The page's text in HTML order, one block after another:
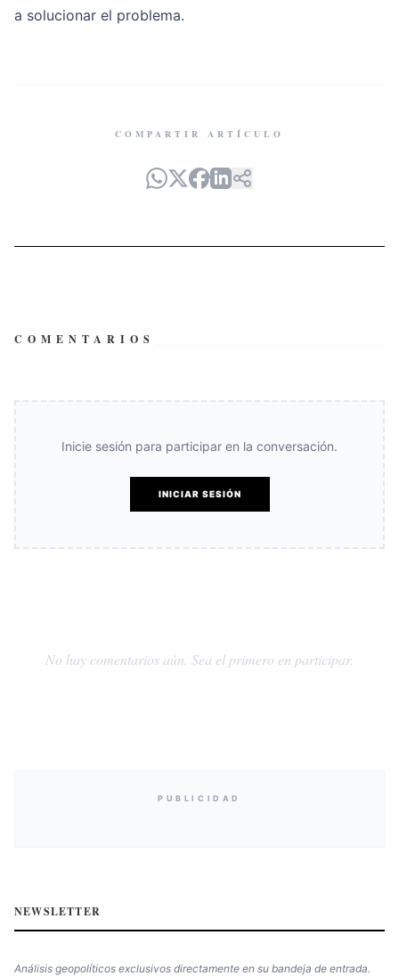
a solucionar el problema.
COMPARTIR ARTÍCULO
COMENTARIOS
Inicie sesión para participar en la conversación.
INICIAR SESIÓN
No hay comentarios aún. Sea el primero en participar.
PUBLICIDAD
NEWSLETTER
Análisis geopolíticos exclusivos directamente en su bandeja de entrada.